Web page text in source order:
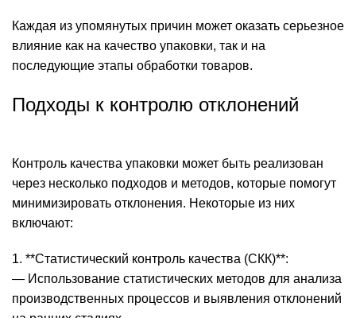
Каждая из упомянутых причин может оказать серьезное
влияние как на качество упаковки, так и на
последующие этапы обработки товаров.
Подходы к контролю отклонений
Контроль качества упаковки может быть реализован
через несколько подходов и методов, которые помогут
минимизировать отклонения. Некоторые из них
включают:
1. **Статистический контроль качества (СКК)**:
— Использование статистических методов для анализа
производственных процессов и выявления отклонений